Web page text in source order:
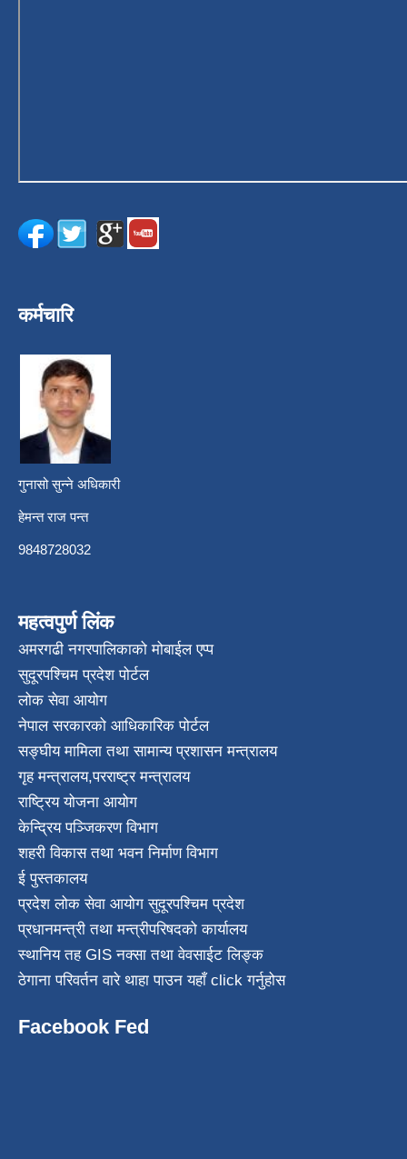
कर्मचारि
गुनासो सुन्ने अधिकारी
हेमन्त राज पन्त
9848728032
महत्वपुर्ण लिंक
अमरगढी नगरपालिकाको मोबाईल एप्प
सुदूरपश्चिम प्रदेश पोर्टल
लोक सेवा आयोग
नेपाल सरकारको आधिकारिक पोर्टल
सङ्घीय मामिला तथा सामान्य प्रशासन मन्त्रालय
गृह मन्त्रालय,परराष्ट्र मन्त्रालय
राष्ट्रिय योजना आयोग
केन्द्रिय पञ्जिकरण विभाग
शहरी विकास तथा भवन निर्माण विभाग
ई पुस्तकालय
प्रदेश लोक सेवा आयोग सुदूरपश्चिम प्रदेश
प्रधानमन्त्री तथा मन्त्रीपरिषदको कार्यालय
स्थानिय तह GIS नक्सा तथा वेवसाईट लिङ्क
ठेगाना परिवर्तन वारे थाहा पाउन यहाँ click गर्नुहोस
Facebook Fed